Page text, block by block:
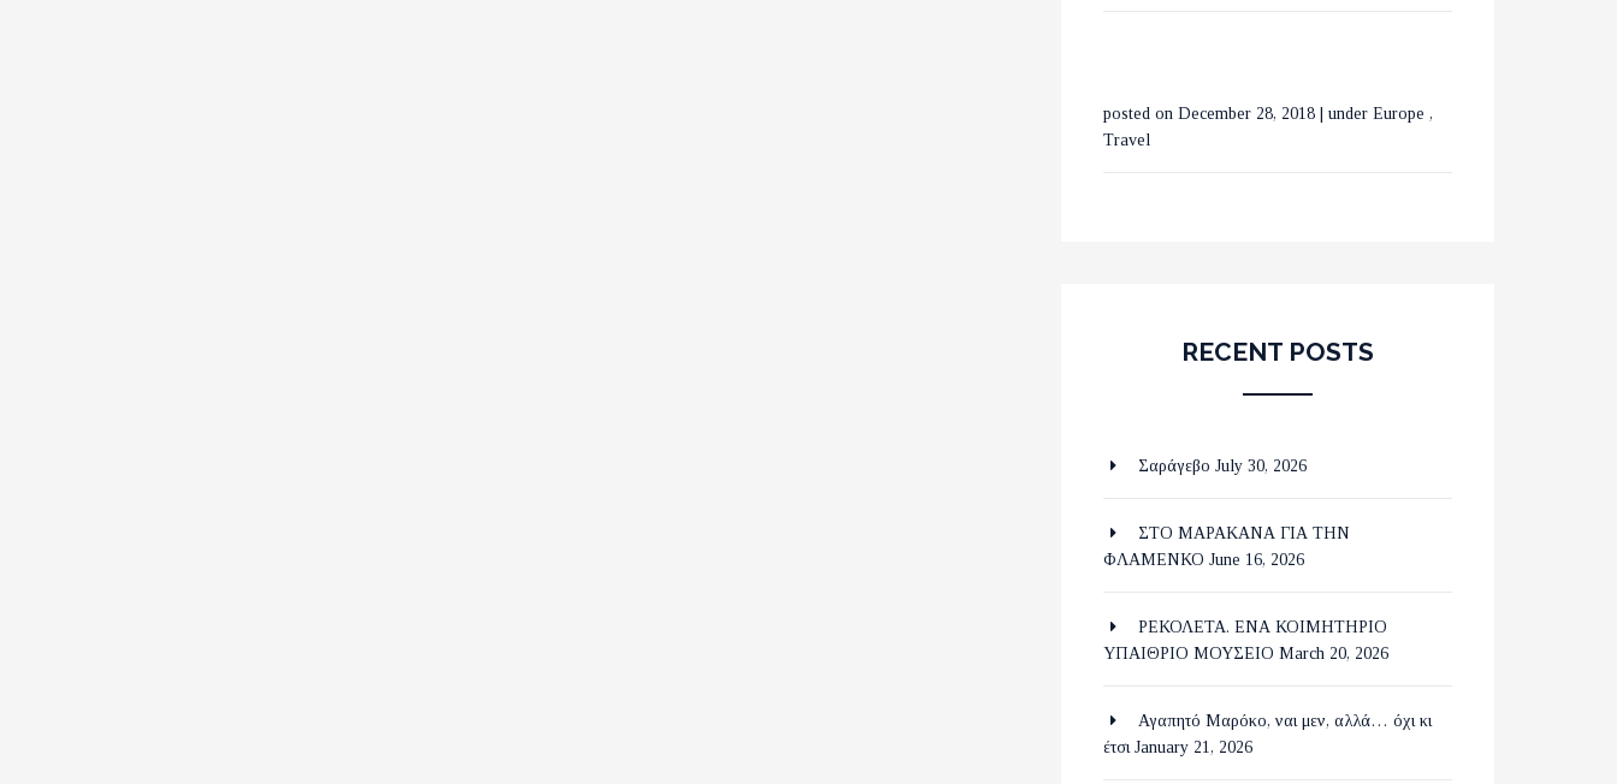
posted on December 28, 2018 under Europe ,
Travel
RECENT POSTS
Σαράγεβο July 30, 2026
ΣΤΟ ΜΑΡΑΚΑΝΑ ΓΙΑ ΤΗΝ
ΦΛΑΜΕΝΚΟ June 16, 2026
ΡΕΚΟΛΕΤΑ. ΕΝΑ ΚΟΙΜΗΤΗΡΙΟ
ΥΠΑΙΘΡΙΟ ΜΟΥΣΕΙΟ March 20, 2026
Αγαπητό Μαρόκο, ναι μεν, αλλά… όχι κι
έτσι January 21, 2026